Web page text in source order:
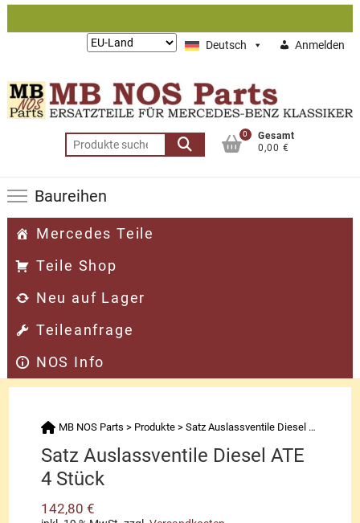
Zum
Deutsch Anmelden
Lieferung
Suchen
nach:
0
Gesamt
0,00 €
Baureihen
Mercedes Teile
Teile Shop
Neu auf Lager
Teileanfrage
NOS Info
MB NOS Parts > Produkte >Satz Auslassventile Diesel ATE 4 Stück
Satz Auslassventile Diesel ATE
4 Stück
142,80€